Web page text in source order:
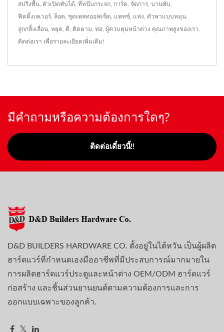
สปริงพื้น ตัวเปิดพับได้ ที่หนีบกระจก การ์ด จัดการ บานพับ
ฟิตติ้งเลเวอร์ ล็อค ชุดเพลทออฟเซ็ต แพทช์ แท่ง ตัวพาแบบหมุน
ลูกกลิ้งเลื่อน หยุด ตี ติดตาม ท่อ ผู้ควบคุมหน้าต่าง คุณภาพสูงของเรา.
ติดต่อเรา เพื่อรายละเอียดเพิ่มเติม!
มีคำถามหรือความต้องการใดๆ?
ติดต่อเดี๋ยวนี้!!
D&D BUILDERS HARDWARE CO. ตั้งอยู่ในไต้หวัน เป็นผู้ผลิต
ฮาร์ดแวร์ที่กำหนดเองมืออาชีพที่มีประสบการณ์มากมายใน
การผลิตฮาร์ดแวร์ประตูและหน้าต่าง OEM/ODM ฮาร์ดแวร์
ก่อสร้าง และชิ้นส่วนยานยนต์ตามความต้องการและการ
ออกแบบเฉพาะของลูกค้า.